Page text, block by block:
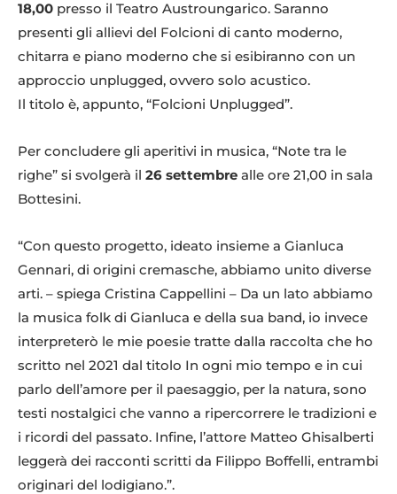
18,00 presso il Teatro Austroungarico. Saranno
presenti gli allievi del Folcioni di canto moderno,
chitarra e piano moderno che si esibiranno con un
approccio unplugged, ovvero solo acustico.
Il titolo è, appunto, “Folcioni Unplugged”.
Per concludere gli aperitivi in musica, “Note tra le
righe” si svolgerà il 26 settembre alle ore 21,00 in sala
Bottesini.
“Con questo progetto, ideato insieme a Gianluca
Gennari, di origini cremasche, abbiamo unito diverse
arti. – spiega Cristina Cappellini – Da un lato abbiamo
la musica folk di Gianluca e della sua band, io invece
interpreterò le mie poesie tratte dalla raccolta che ho
scritto nel 2021 dal titolo In ogni mio tempo e in cui
parlo dell’amore per il paesaggio, per la natura, sono
testi nostalgici che vanno a ripercorrere le tradizioni e
i ricordi del passato. Infine, l’attore Matteo Ghisalberti
leggerà dei racconti scritti da Filippo Boffelli, entrambi
originari del lodigiano.”.